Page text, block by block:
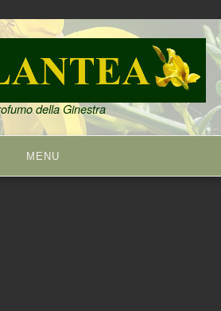
della Ginestra
MENU